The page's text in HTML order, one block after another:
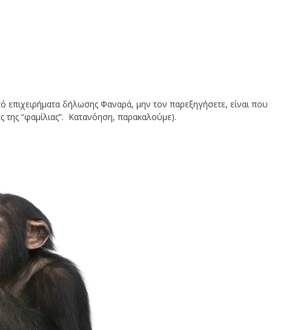
δήλωσης Φαναρά, μην τον παρεξηγήσετε, είναι που
“φαμίλιας”. Κατανόηση, παρακαλούμε).